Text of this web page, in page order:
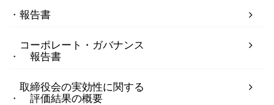
報告書
コーポレート・ガバナンス
報告書
取締役会の実効性に関する
評価結果の概要